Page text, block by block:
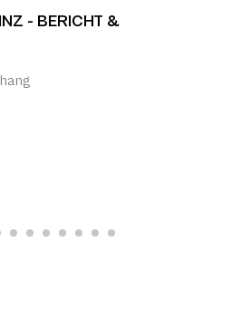
- BERICHT &